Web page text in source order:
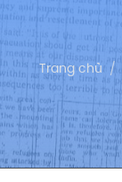
Trang chủ